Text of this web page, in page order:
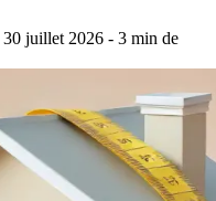
30 juillet 2026 - 3 min de